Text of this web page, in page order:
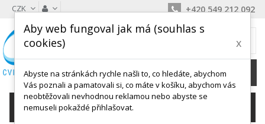
CZK +420 549 212 092
0 Kč
KATEGORIE
Aby web fungoval jak má (souhlas s
cookies)
x
Abyste na stránkách rychle našli to, co hledáte, abychom
Vás poznali a pamatovali si, co máte v košíku, abychom vás
neobtěžovali nevhodnou reklamou nebo abyste se
nemuseli pokaždé přihlašovat.